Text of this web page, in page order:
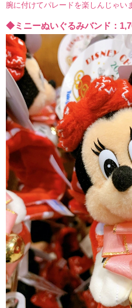
腕に付けてパレードを楽しんじゃい
◆ミニーぬいぐるみバンド：